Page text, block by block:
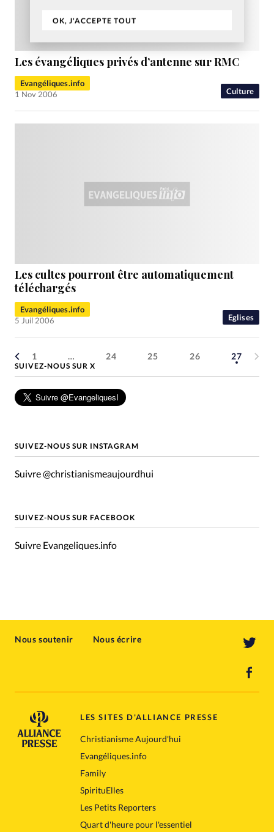
OK, J'ACCEPTE TOUT
Culture
Les évangéliques privés d’antenne sur RMC
Evangéliques.info
1 Nov 2006
Eglises
Les cultes pourront être automatiquement
téléchargés
Evangéliques.info
5 Juil 2006
1 … 24 25 26 27
SUIVEZ-NOUS SUR X
SUIVEZ-NOUS SUR INSTAGRAM
Suivre @christianismeaujourdhui
SUIVEZ-NOUS SUR FACEBOOK
Suivre Evangeliques.info
Nous soutenir Nous écrire
LES SITES D'ALLIANCE PRESSE
Christianisme Aujourd'hui
Evangéliques.info
Family
SpirituElles
Les Petits Reporters
Quart d'heure pour l'essentiel